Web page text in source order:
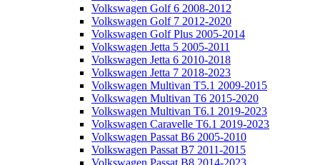
Volkswagen Golf 6 2008-2012
Volkswagen Golf 7 2012-2020
Volkswagen Golf Plus 2005-2014
Volkswagen Jetta 5 2005-2011
Volkswagen Jetta 6 2010-2018
Volkswagen Jetta 7 2018-2023
Volkswagen Multivan T5.1 2009-2015
Volkswagen Multivan T6 2015-2020
Volkswagen Multivan T6.1 2019-2023
Volkswagen Caravelle T6.1 2019-2023
Volkswagen Passat B6 2005-2010
Volkswagen Passat B7 2011-2015
Volkswagen Passat B8 2014-2023